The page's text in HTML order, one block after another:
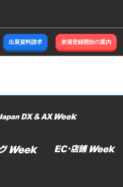
出展資料請求 来場登録開始の案内